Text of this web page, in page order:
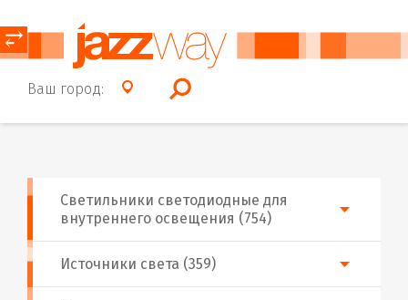
Ваш город:
⥂
Источники света (359)
Светильники светодиодные для
внутреннего освещения (754)